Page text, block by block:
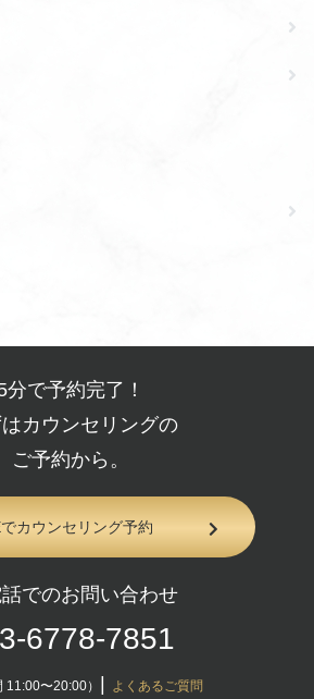
分で予約完了！
はカウンセリングの
ご予約から。
カウンセリング予約
でのお問い合わせ
6778-7851
11:00〜20:00） よくあるご質問